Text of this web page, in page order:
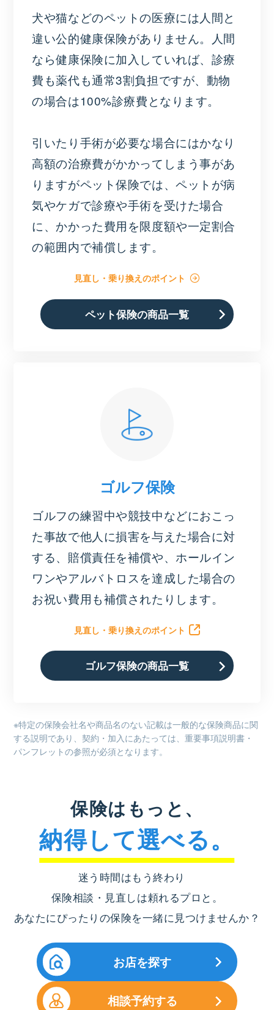
犬や猫などのペットの医療には人間と
違い公的健康保険がありません。人間
なら健康保険に加入していれば、診療
費も薬代も通常3割負担ですが、動物
の場合は100%診療費となります。
引いたり手術が必要な場合にはかなり
高額の治療費がかかってしまう事があ
りますがペット保険では、ペットが病
気やケガで診療や手術を受けた場合
に、かかった費用を限度額や一定割合
の範囲内で補償します。
見直し・乗り換えのポイント
ペット保険の商品一覧
ゴルフ保険
ゴルフの練習中や競技中などにおこっ
た事故で他人に損害を与えた場合に対
する、賠償責任を補償や、ホールイン
ワンやアルバトロスを達成した場合の
お祝い費用も補償されたりします。
見直し・乗り換えのポイント
ゴルフ保険の商品一覧
※特定の保険会社名や商品名のない記載は一般的な保険商品に関
する説明であり、契約・加入にあたっては、重要事項説明書・
パンフレットの参照が必須となります。
保険はもっと、
納得して選べる。
迷う時間はもう終わり
保険相談・見直しは頼れるプロと。
あなたにぴったりの保険を一緒に見つけませんか？
お店を探す
相談予約する